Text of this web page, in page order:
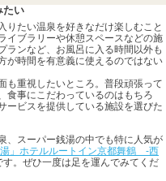
たい
りたい温泉を好きなだけ楽しむこと
イブラリーや休憩スペースなどの施
ランなど、お風呂に入る時間以外も
が時間を有意義に使えるのではない
も重視したいところ。普段頑張って
食事にこだわっているのはもちろ
ービスを提供している施設を選びた
、スーパー銭湯の中でも特に人気が
」ホテルルートイン京都舞鶴 -西
す。ぜひ一度は足を運んでみてくだ